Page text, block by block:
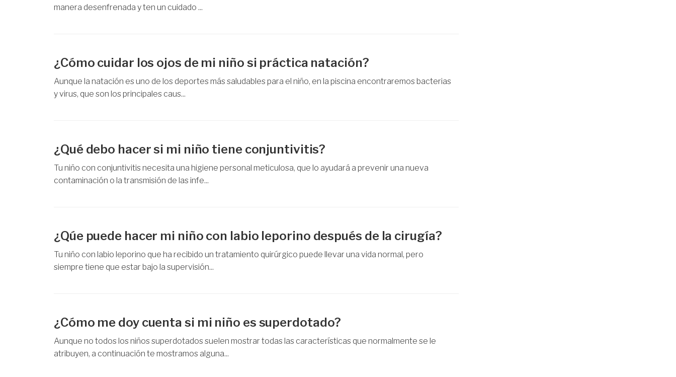
manera desenfrenada y ten un cuidado ...
¿Cómo cuidar los ojos de mi niño si práctica natación?
Aunque la natación es uno de los deportes más saludables para el niño, en la piscina encontraremos bacterias
y virus, que son los principales caus...
¿Qué debo hacer si mi niño tiene conjuntivitis?
Tu niño con conjuntivitis necesita una higiene personal meticulosa, que lo ayudará a prevenir una nueva
contaminación o la transmisión de las infe...
¿Qúe puede hacer mi niño con labio leporino después de la cirugía?
Tu niño con labio leporino que ha recibido un tratamiento quirúrgico puede llevar una vida normal, pero
siempre tiene que estar bajo la supervisión...
¿Cómo me doy cuenta si mi niño es superdotado?
Aunque no todos los niños superdotados suelen mostrar todas las características que normalmente se le
atribuyen, a continuación te mostramos alguna...